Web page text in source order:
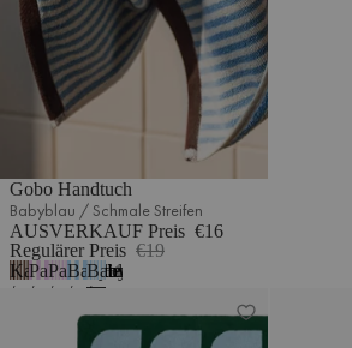
Gobo Handtuch
Babyblau / Schmale Streifen
AUSVERKAUF Preis €16
Regulärer Preis €19
Kakaobraun
/
Pastellflieder
/
Pastellflieder
/
Schmale
Streifen
Babyblau
/
Schmale
Streifen
Babyblau
/
Schmale
Streifen
1